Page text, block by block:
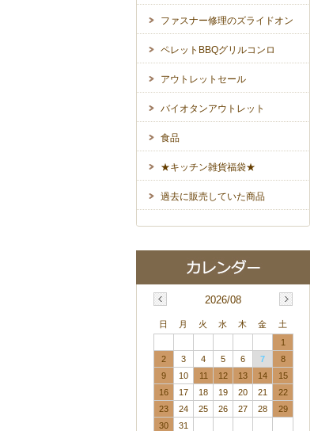
ファスナー修理のズライドオン
ペレットBBQグリルコンロ
アウトレットセール
バイオタンアウトレット
食品
★キッチン雑貨福袋★
過去に販売していた商品
2026/08
日 月 火 水 木 金
土
1
2
3 4 5 6 7
8
9
10 11 12 13 14
15
16
17 18 19 20 21
22
23
24 25 26 27 28
29
30
31